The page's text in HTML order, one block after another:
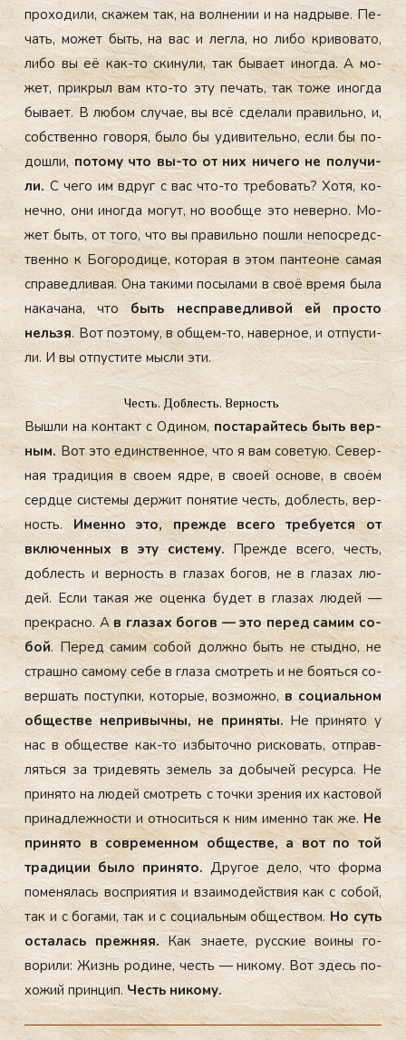
про­ходи­ли, ска­жем так, на вол­не­нии и на над­ры­ве. Пе­
чать, мо­жет быть, на вас и лег­ла, но ли­бо кри­вова­то,
ли­бо вы её как-то ски­нули, так бы­ва­ет иног­да. А мо­
жет, прик­рыл вам кто-то эту пе­чать, так то­же иног­да
бы­ва­ет. В лю­бом слу­чае, вы всё сде­лали пра­виль­но, и,
собс­твен­но го­воря, бы­ло бы уди­витель­но, ес­ли бы по­
дош­ли,по­тому что вы-то от них ни­чего не по­лучи­
ли.С че­го им вдруг с вас что-то тре­бовать? Хо­тя, ко­
неч­но, они иног­да мо­гут, но во­об­ще это не­вер­но. Мо­
жет быть, от то­го, что вы пра­виль­но пош­ли не­пос­редс­
твен­но к Бо­горо­дице, ко­торая в этом пан­те­оне са­мая
спра­вед­ли­вая. Она та­кими по­сыла­ми в своё вре­мя бы­ла
на­кача­на, чтобыть нес­пра­вед­ли­вой ей прос­то
нель­зя. Вот по­это­му, в об­щем-то, на­вер­ное, и от­пусти­
ли. И вы от­пусти­те мыс­ли эти.
Честь. Доблесть. Верность
Выш­ли на кон­такт с Оди­ном,пос­та­рай­тесь быть вер­
ным.Вот это единс­твен­ное, что я вам со­ветую. Се­вер­
ная тра­диция в сво­ем яд­ре, в сво­ей ос­но­ве, в сво­ём
сер­дце сис­те­мы дер­жит по­нятие честь, доб­лесть, вер­
ность.Имен­но это, преж­де все­го тре­бу­ет­ся от
вклю­чен­ных в эту сис­те­му.Преж­де все­го, честь,
доб­лесть и вер­ность в гла­зах бо­гов, не в гла­зах лю­
дей. Ес­ли та­кая же оцен­ка бу­дет в гла­зах лю­дей —
прек­расно. Ав гла­зах бо­гов — это пе­ред са­мим со­
бой. Пе­ред са­мим со­бой дол­жно быть не стыд­но, не
страш­но са­мому се­бе в гла­за смот­реть и не бо­ять­ся со­
вер­шать пос­тупки, ко­торые, воз­можно,в со­ци­аль­ном
об­щес­тве неп­ри­выч­ны, не при­няты.Не при­нято у
нас в об­щес­тве как-то из­бы­точ­но рис­ко­вать, от­прав­
лять­ся за три­девять зе­мель за до­бычей ре­сур­са. Не
при­нято на лю­дей смот­реть с точ­ки зре­ния их кас­то­вой
при­над­лежнос­ти и от­но­сить­ся к ним имен­но так же.Не
при­нято в сов­ре­мен­ном об­щес­тве, а вот по той
тра­диции бы­ло при­нято.Дру­гое де­ло, что фор­ма
по­меня­лась вос­при­ятия и вза­имо­дей­ствия как с со­бой,
так и с бо­гами, так и с со­ци­аль­ным об­щес­твом.Но суть
ос­та­лась преж­няя.Как зна­ете, рус­ские во­ины го­
вори­ли: Жизнь ро­дине, честь — ни­кому. Вот здесь по­
хожий прин­цип.Честь ни­кому.